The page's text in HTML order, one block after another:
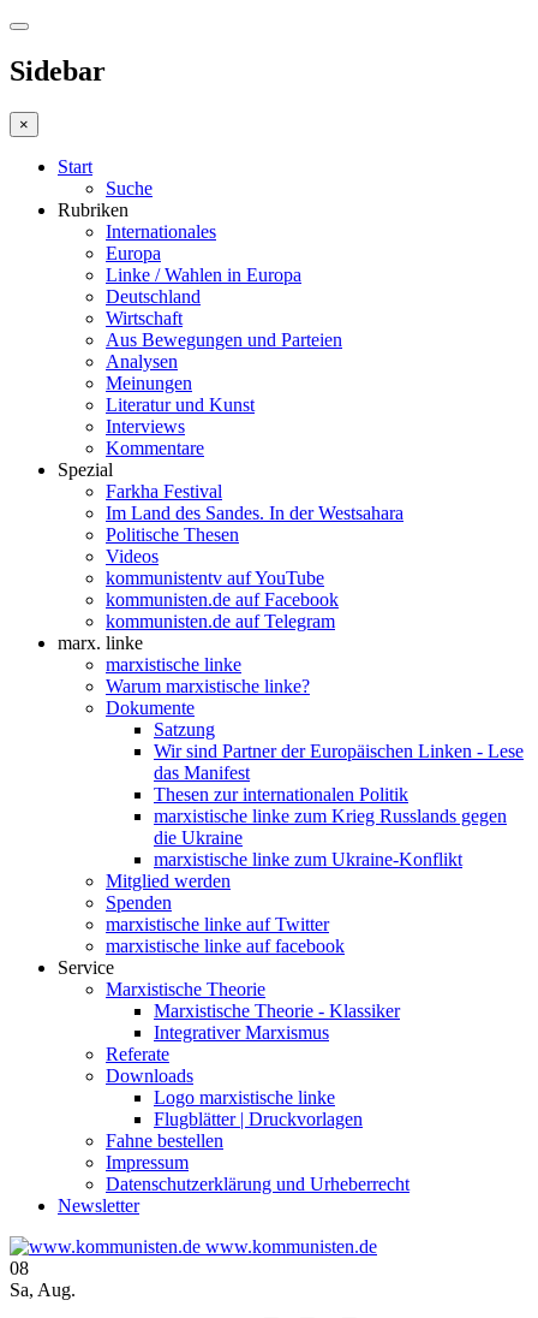
Sidebar
×
Start
Suche
Rubriken
Internationales
Europa
Linke / Wahlen in Europa
Deutschland
Wirtschaft
Aus Bewegungen und Parteien
Analysen
Meinungen
Literatur und Kunst
Interviews
Kommentare
Spezial
Farkha Festival
Im Land des Sandes. In der Westsahara
Politische Thesen
Videos
kommunistentv auf YouTube
kommunisten.de auf Facebook
kommunisten.de auf Telegram
marx. linke
marxistische linke
Warum marxistische linke?
Dokumente
Satzung
Wir sind Partner der Europäischen Linken - Lese
das Manifest
Thesen zur internationalen Politik
marxistische linke zum Krieg Russlands gegen
die Ukraine
marxistische linke zum Ukraine-Konflikt
Mitglied werden
Spenden
marxistische linke auf Twitter
marxistische linke auf facebook
Service
Marxistische Theorie
Marxistische Theorie - Klassiker
Integrativer Marxismus
Referate
Downloads
Logo marxistische linke
Flugblätter | Druckvorlagen
Fahne bestellen
Impressum
Datenschutzerklärung und Urheberrecht
Newsletter
www.kommunisten.de
08
Sa, Aug.